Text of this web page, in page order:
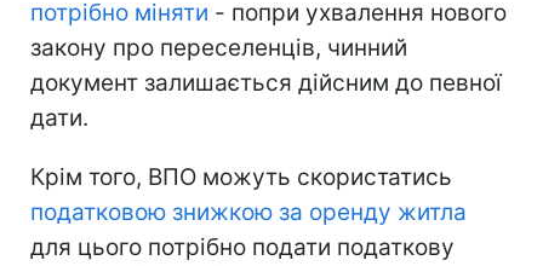
потрібно міняти - попри ухвалення нового
закону про переселенців, чинний
документ залишається дійсним до певної
дати.
Крім того, ВПО можуть скористатись
податковою знижкою за оренду житла
для цього потрібно подати податкову